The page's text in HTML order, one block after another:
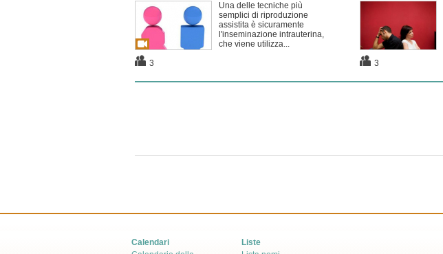
Una delle tecniche più
semplici di riproduzione
assistita è sicuramente
l'inseminazione intrauterina,
che viene utilizza...
3
3
Calendari
Liste